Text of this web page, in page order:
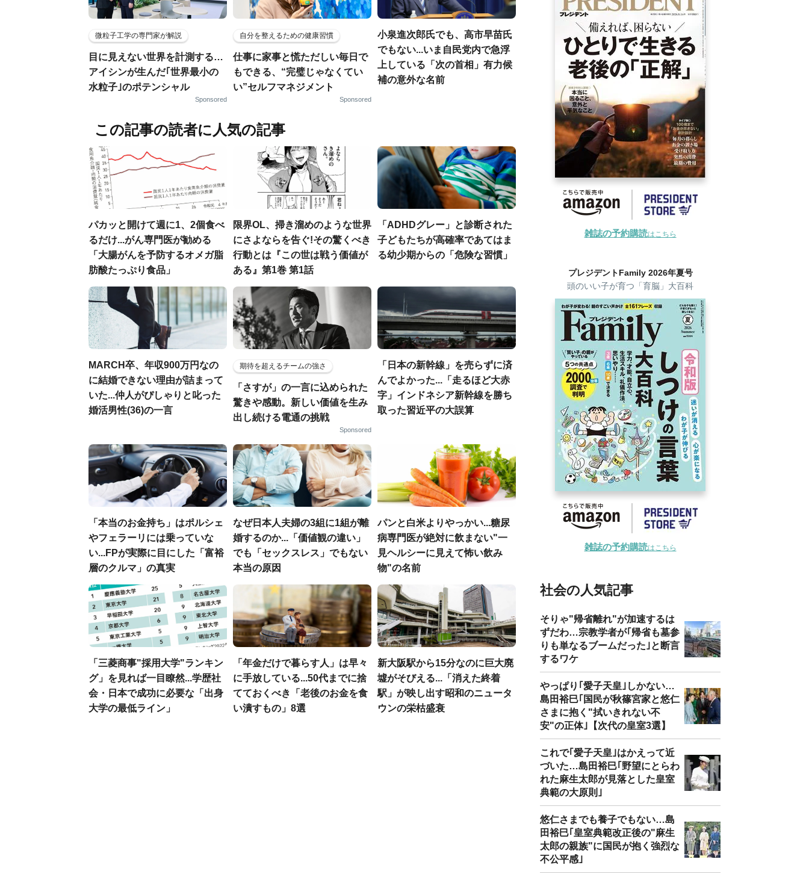
微粒子工学の専門家が解説
目に見えない世界を計測する…
アイシンが生んだ｢世界最小の
水粒子｣のポテンシャル
Sponsored
自分を整えるための健康習慣
仕事に家事と慌ただしい毎日で
もできる、“完璧じゃなくてい
い”セルフマネジメント
Sponsored
小泉進次郎氏でも、高市早苗氏
でもない...いま自民党内で急浮
上している「次の首相」有力候
補の意外な名前
この記事の読者に人気の記事
パカッと開けて週に1、2個食べ
るだけ...がん専門医が勧める
「大腸がんを予防するオメガ脂
肪酸たっぷり食品」
限界OL、掃き溜めのような世界
にさよならを告ぐ!その驚くべき
行動とは『この世は戦う価値が
ある』第1巻 第1話
「ADHDグレー」と診断された
子どもたちが高確率であてはま
る幼少期からの「危険な習慣」
MARCH卒、年収900万円なの
に結婚できない理由が詰まって
いた...仲人がぴしゃりと叱った
婚活男性(36)の一言
期待を超えるチームの強さ
「さすが」の一言に込められた
驚きや感動。新しい価値を生み
出し続ける電通の挑戦
Sponsored
「日本の新幹線」を売らずに済
んでよかった...「走るほど大赤
字」インドネシア新幹線を勝ち
取った習近平の大誤算
「本当のお金持ち」はポルシェ
やフェラーリには乗っていな
い...FPが実際に目にした「富裕
層のクルマ」の真実
なぜ日本人夫婦の3組に1組が離
婚するのか...「価値観の違い」
でも「セックスレス」でもない
本当の原因
パンと白米よりやっかい...糖尿
病専門医が絶対に飲まない"一
見ヘルシーに見えて怖い飲み
物"の名前
「三菱商事"採用大学"ランキン
グ」を見れば一目瞭然...学歴社
会・日本で成功に必要な「出身
大学の最低ライン」
「年金だけで暮らす人」は早々
に手放している...50代までに捨
てておくべき「老後のお金を食
い潰すもの」8選
新大阪駅から15分なのに巨大廃
墟がそびえる...「消えた終着
駅」が映し出す昭和のニュータ
ウンの栄枯盛衰
雑誌の予約購読はこちら
プレジデントFamily 2026年夏号
頭のいい子が育つ「育脳」大百科
雑誌の予約購読はこちら
社会の人気記事
そりゃ"帰省離れ"が加速するは
ずだわ…宗教学者が｢帰省も墓参
りも単なるブームだった｣と断言
するワケ
やっぱり｢愛子天皇｣しかない…
島田裕巳｢国民が秋篠宮家と悠仁
さまに抱く"拭いきれない不
安"の正体｣【次代の皇室3選】
これで｢愛子天皇｣はかえって近
づいた…島田裕巳｢野望にとらわ
れた麻生太郎が見落とした皇室
典範の大原則｣
悠仁さまでも養子でもない…島
田裕巳｢皇室典範改正後の"麻生
太郎の親族"に国民が抱く強烈な
不公平感｣